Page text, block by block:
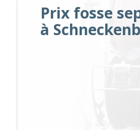
Prix fosse
à